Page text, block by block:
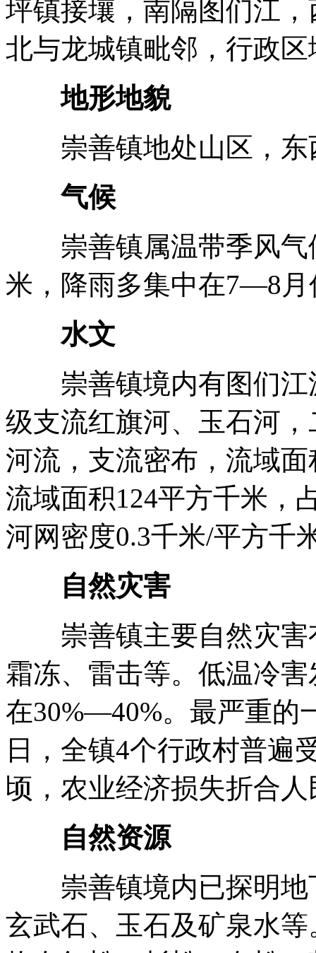
坪镇接壤，南隔图们江
北与龙城镇毗邻，行政
地形地貌
崇善镇地处山区，东
气候
崇善镇属温带季风气
米，降雨多集中在7—8月
水文
崇善镇境内有图们江
级支流红旗河、玉石河
河流，支流密布，流域
流域面积124平方千米，
河网密度0.3千米/平方千
自然灾害
崇善镇主要自然灾害
霜冻、雷击等。低温冷
在30%—40%。最严重的
日，全镇4个行政村普遍
顷，农业经济损失折合
自然资源
崇善镇境内已探明地
玄武石、玉石及矿泉水